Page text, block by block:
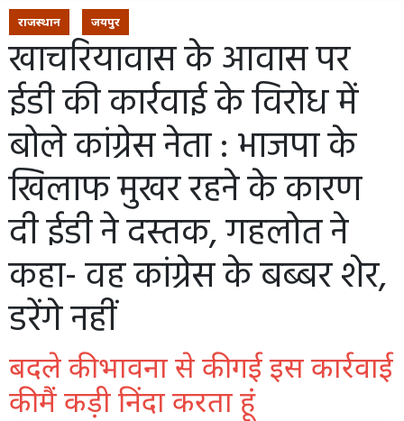
राजस्थान जयपुर
खाचरियावास के आवास पर
ईडी की कार्रवाई के विरोध में
बोले कांग्रेस नेता : भाजपा के
खिलाफ मुखर रहने के कारण
दी ईडी ने दस्तक, गहलोत ने
कहा- वह कांग्रेस के बब्बर शेर,
डरेंगे नहीं
बदले की भावना से की गई इस कार्रवाई
की मैं कड़ी निंदा करता हूं